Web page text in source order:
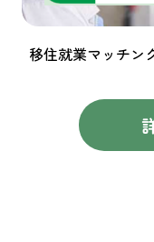
移住就業マッチン